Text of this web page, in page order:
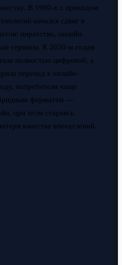
В 1990-х с приходом
начался сдвиг в
пиратство, онлайн-
сервисы. К 2020-м годам
полностью цифровой, а
переход к онлайн-
потребители чаще
форматам —
при этом стараясь
качества впечатлений.